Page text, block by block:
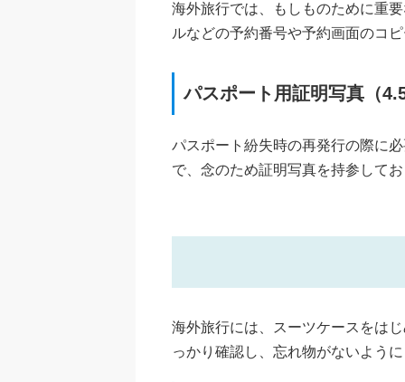
海外旅行では、もしものために重
ルなどの予約番号や予約画面のコ
パスポート用証明写真（
パスポート紛失時の再発行の際に
で、念のため証明写真を持参して
海外旅行には、スーツケースをは
っかり確認し、忘れ物がないよう